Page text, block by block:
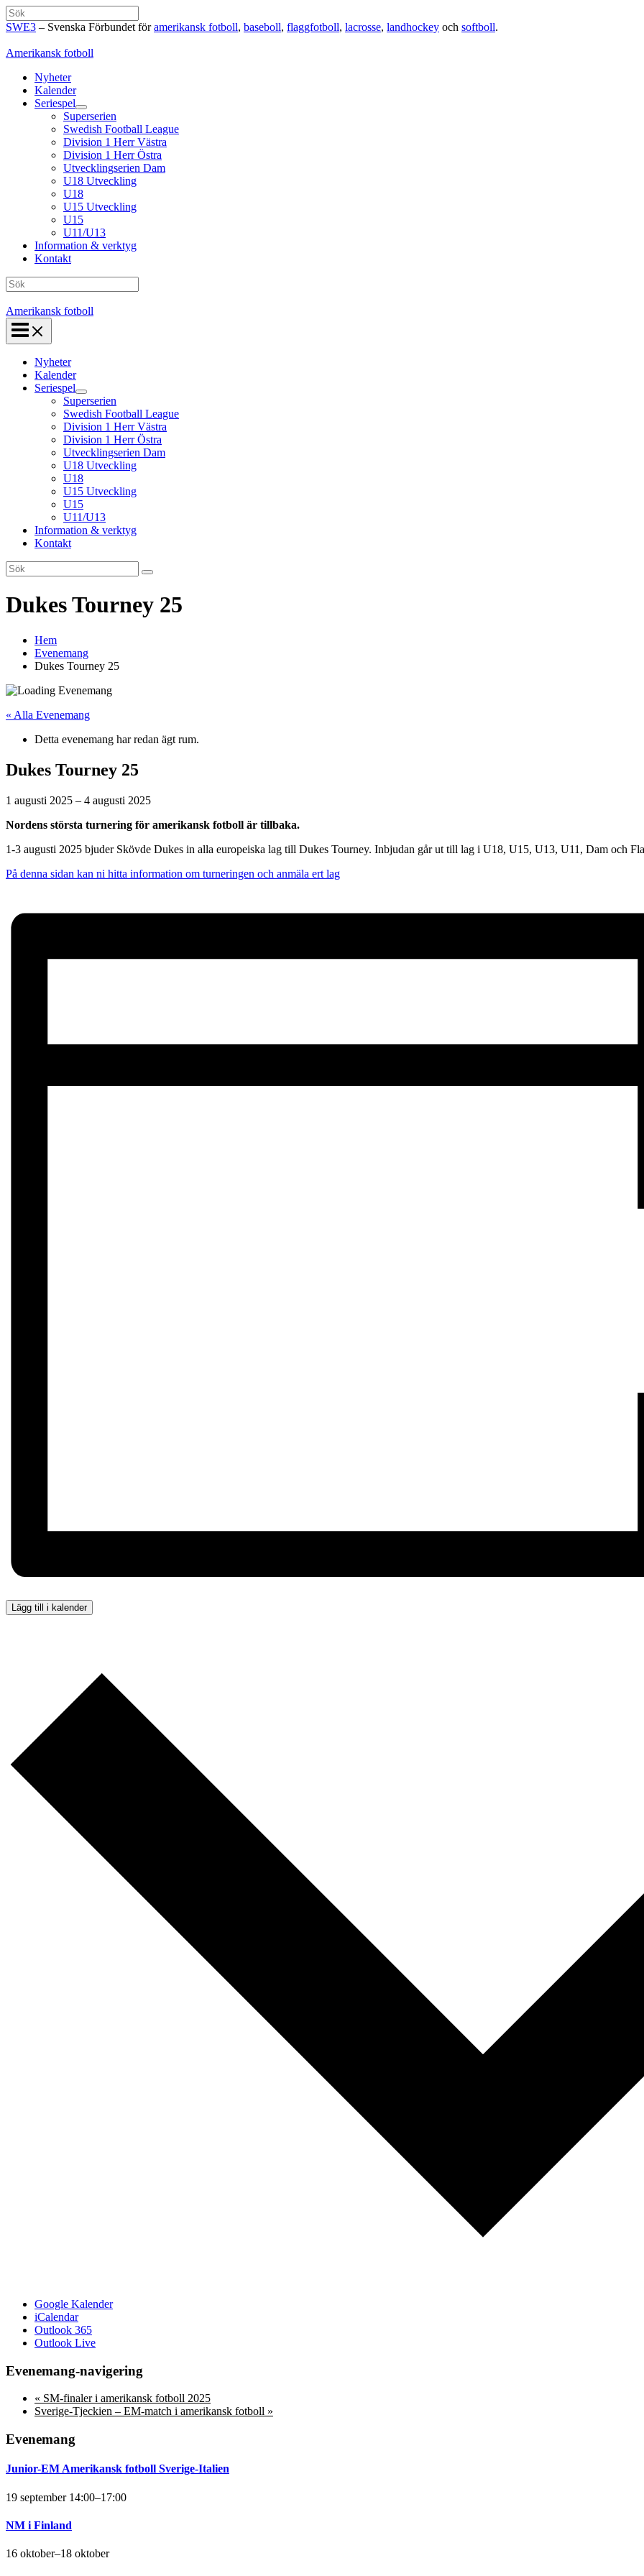
Hoppa
till
Sök
SWE3 – Svenska Förbundet föramerikansk fotboll, baseboll, flaggfotboll, lacrosse, landhockey och softboll.
Amerikansk fotboll
Nyheter
Kalender
Seriespel
Superserien
Swedish Football League
Division 1 Herr Västra
Division 1 Herr Östra
Utvecklingserien Dam
U18 Utveckling
U18
U15 Utveckling
U15
U11/U13
Information & verktyg
Kontakt
Sök
Amerikansk fotboll
Nyheter
Kalender
Seriespel
Superserien
Swedish Football League
Division 1 Herr Västra
Division 1 Herr Östra
Utvecklingserien Dam
U18 Utveckling
U18
U15 Utveckling
U15
U11/U13
Information & verktyg
Kontakt
Search
for:
Dukes Tourney 25
Hem
Evenemang
Dukes Tourney 25
« Alla Evenemang
Detta evenemang har redan ägt rum.
Dukes Tourney 25
1 augusti 2025 – 4 augusti 2025
Nordens största turnering för amerikansk fotboll är tillbaka.
1-3 augusti 2025 bjuder Skövde Dukes in alla europeiska lag till Dukes Tourney. Inbjudan går ut till lag i U18, U15, U13, U11, Dam och
På denna sidan kan ni hitta information om turneringen och anmäla ert lag
Lägg till i kalender
Google Kalender
iCalendar
Outlook 365
Outlook Live
Evenemang-navigering
« SM-finaler i amerikansk fotboll 2025
Sverige-Tjeckien – EM-match i amerikansk fotboll »
Evenemang
Junior-EM Amerikansk fotboll Sverige-Italien
19 september 14:00–17:00
NM i Finland
16 oktober–18 oktober